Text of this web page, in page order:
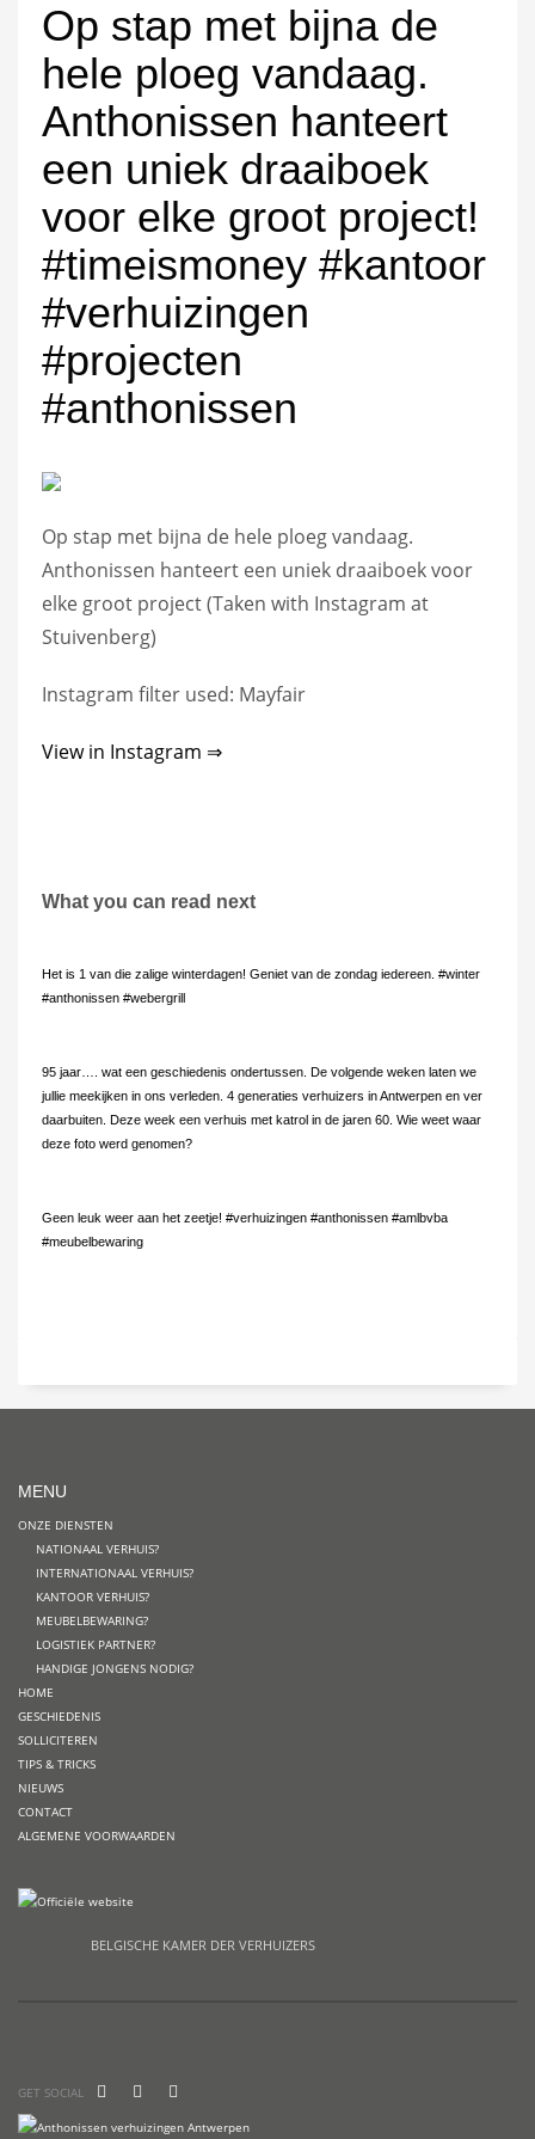
Op stap met bijna de
hele ploeg vandaag.
Anthonissen hanteert
een uniek draaiboek
voor elke groot project!
#timeismoney #kantoor
#verhuizingen
#projecten
#anthonissen
Op stap met bijna de hele ploeg vandaag.
Anthonissen hanteert een uniek draaiboek voor
elke groot project (Taken with Instagram at
Stuivenberg)
Instagram filter used: Mayfair
View in Instagram ⇒
What you can read next
Het is 1 van die zalige winterdagen! Geniet van de zondag iedereen. #winter
#anthonissen #webergrill
95 jaar…. wat een geschiedenis ondertussen. De volgende weken laten we
jullie meekijken in ons verleden. 4 generaties verhuizers in Antwerpen en ver
daarbuiten. Deze week een verhuis met katrol in de jaren 60. Wie weet waar
deze foto werd genomen?
Geen leuk weer aan het zeetje! #verhuizingen #anthonissen #amlbvba
#meubelbewaring
MENU
ONZE DIENSTEN
NATIONAAL VERHUIS?
INTERNATIONAAL VERHUIS?
KANTOOR VERHUIS?
MEUBELBEWARING?
LOGISTIEK PARTNER?
HANDIGE JONGENS NODIG?
HOME
GESCHIEDENIS
SOLLICITEREN
TIPS & TRICKS
NIEUWS
CONTACT
ALGEMENE VOORWAARDEN
BELGISCHE KAMER DER VERHUIZERS
GET SOCIAL